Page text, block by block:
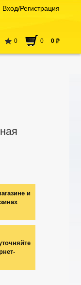
Вход/Регистрация
0 0 0 руб
и